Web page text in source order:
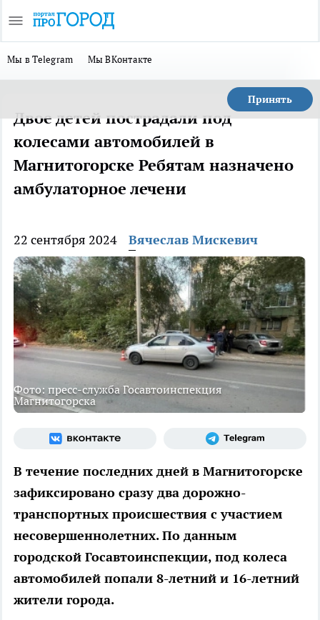
Мы в Telegram Мы ВКонтакте
Принять
Двое детей пострадали под
колесами автомобилей в
Магнитогорске Ребятам назначено
амбулаторное лечени
22 сентября 2024 Вячеслав Мискевич
Фото: пресс-служба Госавтоинспекция
Магнитогорска
В течение последних дней в Магнитогорске
зафиксировано сразу два дорожно-
транспортных происшествия с участием
несовершеннолетних. По данным
городской Госавтоинспекции, под колеса
автомобилей попали 8-летний и 16-летний
жители города.